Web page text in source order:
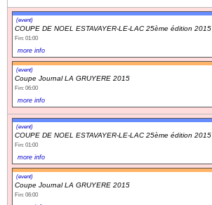
(event)
COUPE DE NOEL ESTAVAYER-LE-LAC 25ème édition 2015
Fin: 01:00
more info
(event)
Coupe Journal LA GRUYERE 2015
Fin: 06:00
more info
(event)
COUPE DE NOEL ESTAVAYER-LE-LAC 25ème édition 2015
Fin: 01:00
more info
(event)
Coupe Journal LA GRUYERE 2015
Fin: 06:00